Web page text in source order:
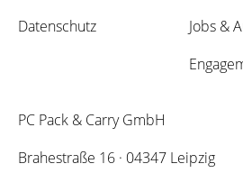
Datenschutz
Jobs &
PC Pack & Carry GmbH
Brahestraße 16 · 04347 Leipzig